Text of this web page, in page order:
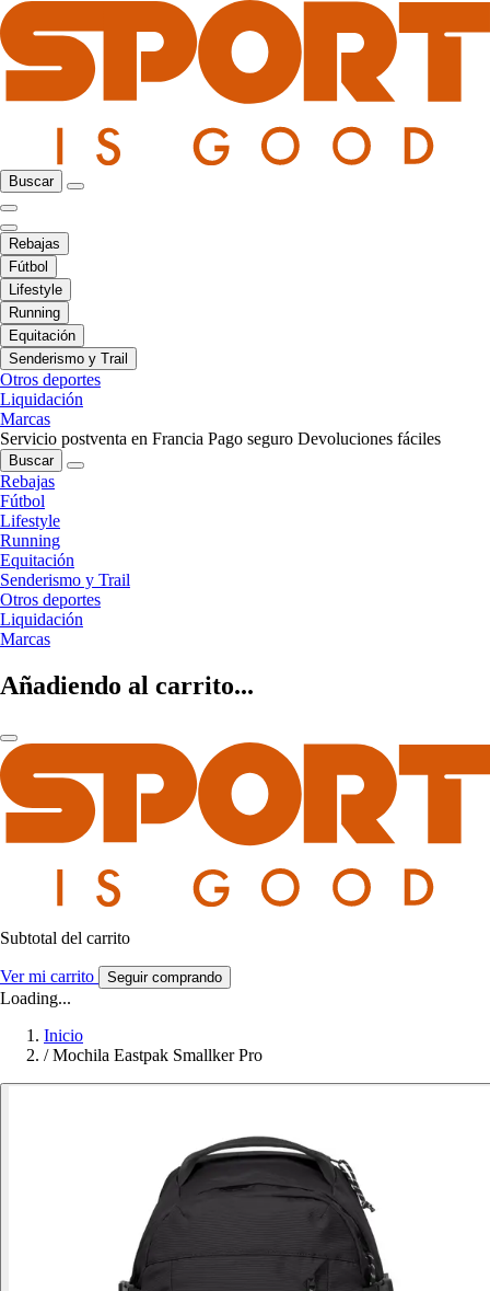
Buscar
Rebajas
Fútbol
Lifestyle
Running
Equitación
Senderismo y Trail
Otros deportes
Liquidación
Marcas
Servicio postventa en Francia Pago seguro Devoluciones fáciles
Buscar
Rebajas
Fútbol
Lifestyle
Running
Equitación
Senderismo y Trail
Otros deportes
Liquidación
Marcas
Añadiendo al carrito...
Subtotal del carrito
Ver mi carrito Seguir comprando
Loading...
Inicio
/ Mochila Eastpak Smallker Pro